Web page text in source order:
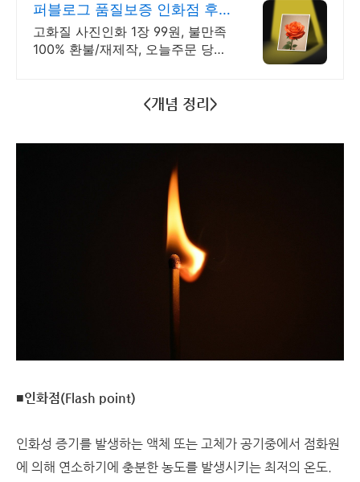
퍼블로그 품질보증 인화점 후
지필름 최고급 인화지
고화질 사진인화 1장 99원, 불만족
100% 환불/재제작, 오늘주문 당일
<개념 정리>
■인화점(Flash point)
인화성 증기를 발생하는 액체 또는 고체가 공기중에서 점화원
에 의해 연소하기에 충분한 농도를 발생시키는 최저의 온도.